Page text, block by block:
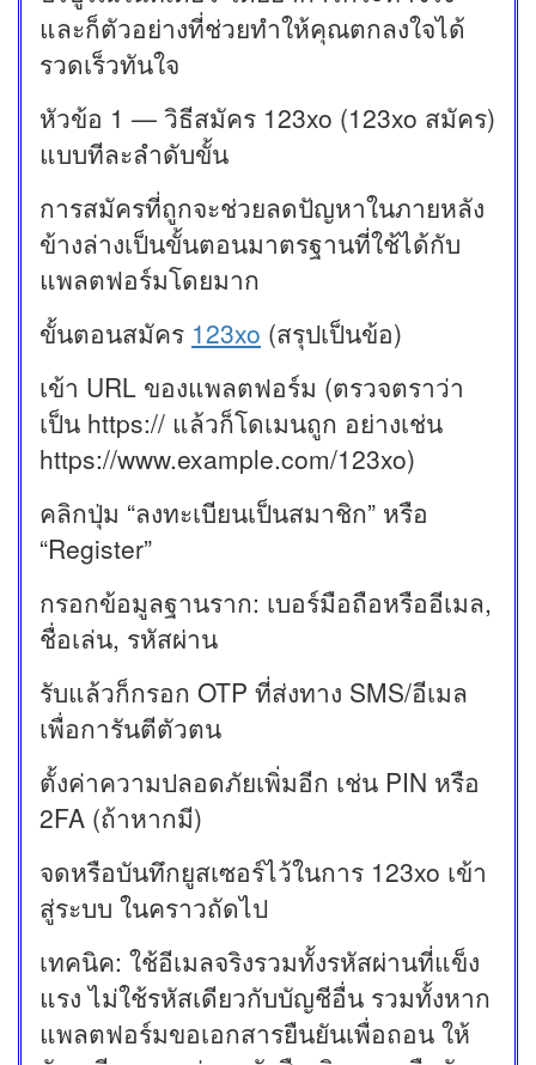
และก็ตัวอย่างที่ช่วยทำให้คุณตกลงใจได้
รวดเร็วทันใจ
หัวข้อ 1 — วิธีสมัคร 123xo (123xo สมัคร)
แบบทีละลำดับขั้น
การสมัครที่ถูกจะช่วยลดปัญหาในภายหลัง
ข้างล่างเป็นขั้นตอนมาตรฐานที่ใช้ได้กับ
แพลตฟอร์มโดยมาก
ขั้นตอนสมัคร 123xo (สรุปเป็นข้อ)
เข้า URL ของแพลตฟอร์ม (ตรวจตราว่า
เป็น https:// แล้วก็โดเมนถูก อย่างเช่น
https://www.example.com/123xo)
คลิกปุ่ม “ลงทะเบียนเป็นสมาชิก” หรือ
“Register”
กรอกข้อมูลฐานราก: เบอร์มือถือหรืออีเมล,
ชื่อเล่น, รหัสผ่าน
รับแล้วก็กรอก OTP ที่ส่งทาง SMS/อีเมล
เพื่อการันตีตัวตน
ตั้งค่าความปลอดภัยเพิ่มอีก เช่น PIN หรือ
2FA (ถ้าหากมี)
จดหรือบันทึกยูสเซอร์ไว้ในการ 123xo เข้า
สู่ระบบ ในคราวถัดไป
เทคนิค: ใช้อีเมลจริงรวมทั้งรหัสผ่านที่แข็ง
แรง ไม่ใช้รหัสเดียวกับบัญชีอื่น รวมทั้งหาก
แพลตฟอร์มขอเอกสารยืนยันเพื่อถอน ให้